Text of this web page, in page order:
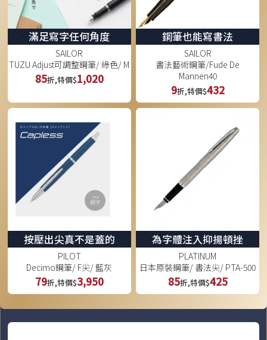
滿足寫字任何角度
SAILOR
TUZU Adjust可調整鋼筆/ 綠色/ M
85折,特價$1,020
鋼筆也能寫書法
SAILOR
書法藝術鋼筆/Fude De
Mannen40
9折,特價$432
按壓出尖真不是蓋的
PILOT
Decimo鋼筆/ F尖/ 藍灰
79折,特價$3,950
為字體注入抑揚頓挫
PLATINUM
日本原裝鋼筆/ 書法尖/ PTA-500
85折,特價$425